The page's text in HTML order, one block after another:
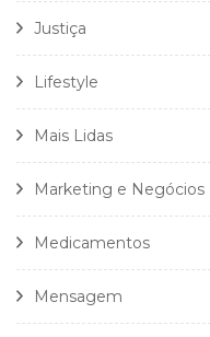
Justiça
Lifestyle
Mais Lidas
Marketing e Negócios
Medicamentos
Mensagem